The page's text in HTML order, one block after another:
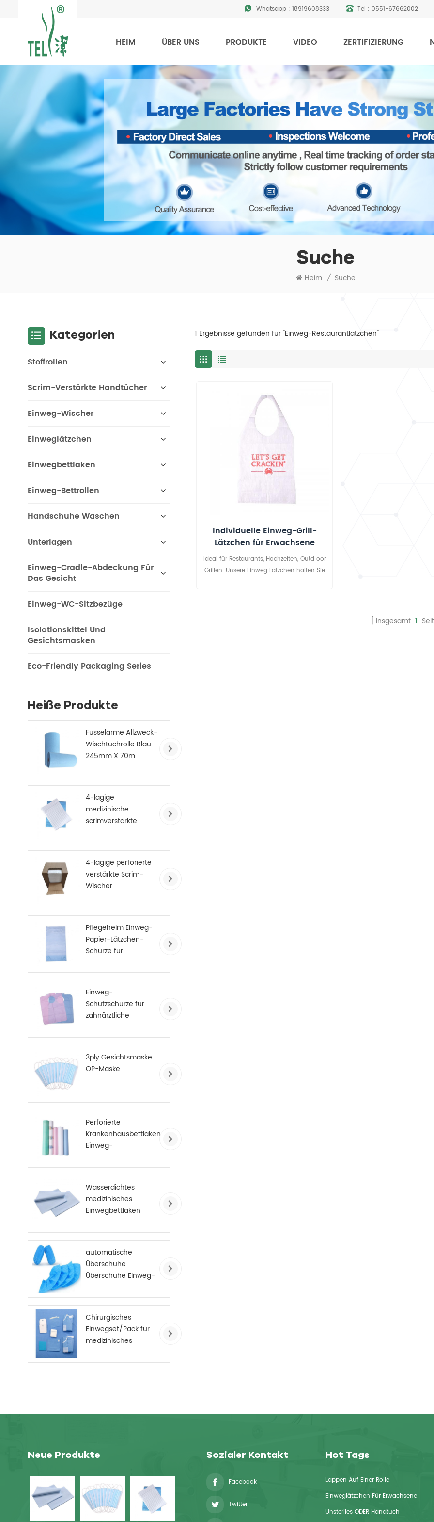
Whatsapp : 18919608333 Tel : 0551-67662002
HEIM ÜBER UNS PRODUKTE VIDEO ZERTIFIZIERUNG
Suche
Heim / Suche
1 Ergebnisse gefunden für "Einweg-Restaurantlätzchen"
Individuelle Einweg-Grill-
Lätzchen für Erwachsene
Ideal für Restaurants, Hochzeiten, Outd oor
Grillen. Unsere Einweg Lätzchen halten Sie
Insgesamt 1
Kategorien
Stoffrollen
Scrim-Verstärkte Handtücher
Einweg-Wischer
Einweglätzchen
Einwegbettlaken
Einweg-Bettrollen
Handschuhe Waschen
Unterlagen
Einweg-Cradle-Abdeckung Für
Das Gesicht
Einweg-WC-Sitzbezüge
Isolationskittel Und
Gesichtsmasken
Eco-Friendly Packaging Series
Heiße Produkte
Fusselarme Allzweck-
Wischtuchrolle Blau
245mm X 70m
4-lagige
medizinische
scrimverstärkte
Papierhandtücher
4-lagige perforierte
verstärkte Scrim-
Wischer
Pflegeheim Einweg-
Papier-Lätzchen-
Schürze für
Einweg-
Schutzschürze für
zahnärztliche
3ply Gesichtsmaske
OP-Maske
Perforierte
Krankenhausbettlaken
Einweg-
Abdeckungsrolle PE-
Wasserdichtes
medizinisches
Einwegbettlaken
automatische
Überschuhe
Überschuhe Einweg-
Überschuhe Vlies
Chirurgisches
Einwegset/Pack für
medizinisches
Neue Produkte Sozialer Kontakt
Facebook
Twitter
Hot Tags
Lappen Auf Einer Rolle
Einweglätzchen Für Erwachsene
Unsteriles ODER Handtuch